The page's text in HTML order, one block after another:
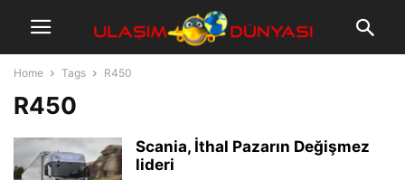
Home Tags R450
R450
Scania, İthal Pazarın Değişmez
lideri